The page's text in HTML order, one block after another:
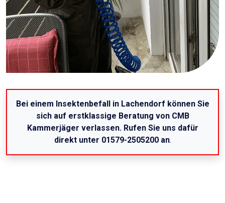
Bei einem Insektenbefall in Lachendorf können Sie
sich auf erstklassige Beratung von CMB
Kammerjäger verlassen. Rufen Sie uns dafür
direkt unter 01579-2505200 an.